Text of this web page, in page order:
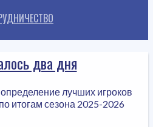
два дня
лучших игроков
итогам сезона 2025-2026